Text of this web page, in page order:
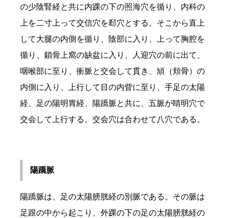
の少陰腎経と共に内踝の下の照海穴を循り、内科の
上を二寸上って交信穴を郄穴とする。そこから直上
して大腿の内側を循り、陰部に入り、上って胸腔を
循り、鎖骨上窩の缺盆に入り、人迎穴の前に出て、
咽喉部に至り、衝脈と交会して貫き、頄（頬骨）の
内側に入り、上行して目の内眥に至り、手足の太陽
経、足の陽明胃経、陽蹻脈と共に、五脈が睛明穴で
交会して上行する。交会穴は合わせて八穴である。
陽蹻脈
陽蹻脈は、足の太陽膀胱経の別脈である。その脈は
足跟の中から起こり、外踝の下の足の太陽膀胱経の